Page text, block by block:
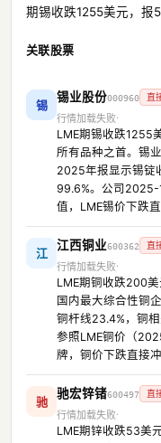
期锡收跌1255美元，报
关联股票
锡
锡业股份000960 直
行情加载失败
LME期锡收跌1255
所有品种之首。锡
2025年报显示锡锭
99.6%。公司2025-
值，LME锡价下跌
江
江西铜业600362 直
行情加载失败
LME期铜收跌200
国内最大综合性铜
铜杆线23.4%，铜
参照LME铜价（
牌，铜价下跌直接
驰
驰宏锌锗600497 直
行情加载失败
LME期锌收跌53美